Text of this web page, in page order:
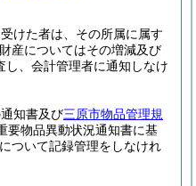
けた者は、その所属に属す
産についてはその増減及び
、会計管理者に通知しなけ
知書及び三原市物品管理規
要物品異動状況通知書に基
ついて記録管理をしなけれ